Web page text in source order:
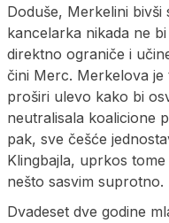
Doduše, Merkelini bivši
kancelarka nikada ne
direktno ograniče i
čini Merc. Merkelova je
proširi ulevo kako bi
neutralisala koalicione
pak, sve češće
Klingbajla, uprkos
nešto sasvim suprotno.
Dvadeset dve godine